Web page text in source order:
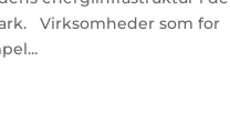
Virksomheder som for